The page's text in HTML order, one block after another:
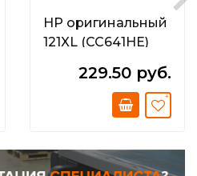
HP оригинальный
121XL (CC641HE)
229.50 руб.